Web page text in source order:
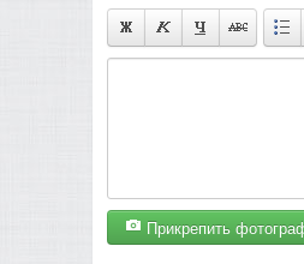
Прикрепить